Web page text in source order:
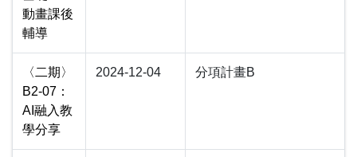
動畫課後
輔導
〈二期〉
B2-07：
AI融入教
學分享
2024-12-04 分項計畫B